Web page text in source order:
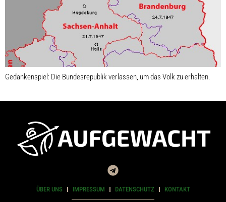
Gedankenspiel: Die Bundesrepublik verlassen, um das Volk zu erhalten.
ÜBER UNS IMPRESSUM DATENSCHUTZ KONTAKT